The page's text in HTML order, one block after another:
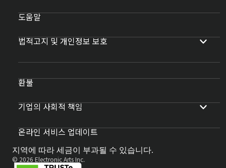
도움말
법적고지 및 개인정보 보호
환불
기업의 사회적 책임
온라인 서비스 업데이트
지역에 따라 세금이 부과될 수 있습니다.
© 2026 Electronic Arts Inc.